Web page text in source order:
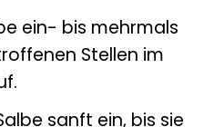
ein- bis mehrmals
Stellen im
sanft ein, bis sie